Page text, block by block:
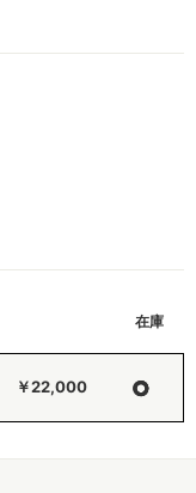
￥22,000 ○